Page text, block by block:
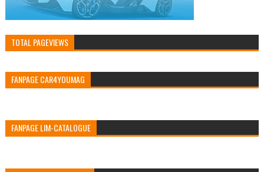
TOTAL PAGEVIEWS
FANPAGE CAR4YOUMAG
FANPAGE LIM-CATALOGUE